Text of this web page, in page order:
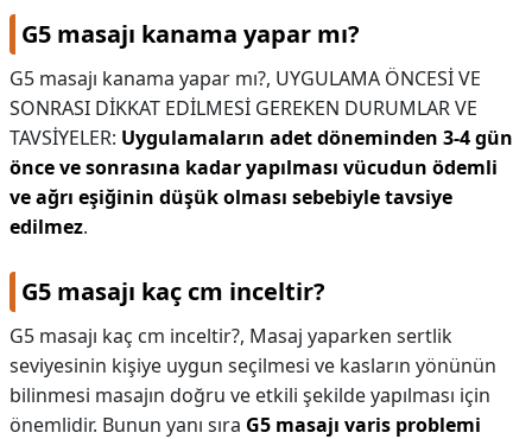
G5 masajı kanama yapar mı?
G5 masajı kanama yapar mı?, UYGULAMA ÖNCESİ VE
SONRASI DİKKAT EDİLMESİ GEREKEN DURUMLAR VE
TAVSİYELER: Uygulamaların adet döneminden 3-4 gün
önce ve sonrasına kadar yapılması vücudun ödemli
ve ağrı eşiğinin düşük olması sebebiyle tavsiye
edilmez.
G5 masajı kaç cm inceltir?
G5 masajı kaç cm inceltir?, Masaj yaparken sertlik
seviyesinin kişiye uygun seçilmesi ve kasların yönünün
bilinmesi masajın doğru ve etkili şekilde yapılması için
önemlidir. Bunun yanı sıra G5 masajı varis problemi